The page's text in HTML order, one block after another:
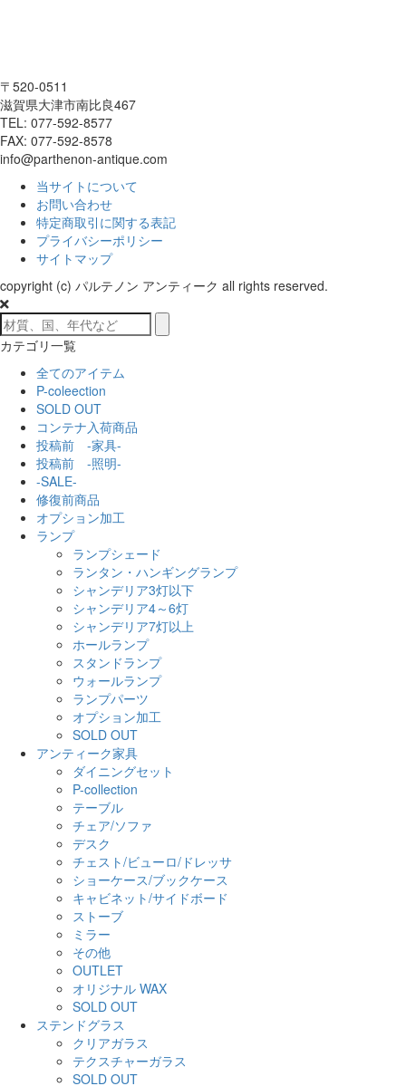
〒520-0511
滋賀県大津市南比良467
TEL: 077-592-8577
FAX: 077-592-8578
info@parthenon-antique.com
当サイトについて
お問い合わせ
特定商取引に関する表記
プライバシーポリシー
サイトマップ
copyright (c) パルテノン アンティーク all rights reserved.
カテゴリ一覧
全てのアイテム
P-coleection
SOLD OUT
コンテナ入荷商品
投稿前 -家具-
投稿前 -照明-
-SALE-
修復前商品
オプション加工
ランプ
ランプシェード
ランタン・ハンギングランプ
シャンデリア3灯以下
シャンデリア4～6灯
シャンデリア7灯以上
ホールランプ
スタンドランプ
ウォールランプ
ランプパーツ
オプション加工
SOLD OUT
アンティーク家具
ダイニングセット
P-collection
テーブル
チェア/ソファ
デスク
チェスト/ビューロ/ドレッサ
ショーケース/ブックケース
キャビネット/サイドボード
ストーブ
ミラー
その他
OUTLET
オリジナル WAX
SOLD OUT
ステンドグラス
クリアガラス
テクスチャーガラス
SOLD OUT